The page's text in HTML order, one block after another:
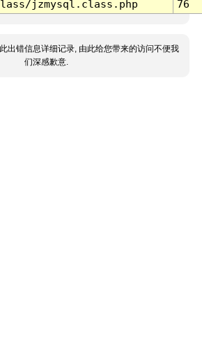
jzmysql.class.php 76
出错信息详细记录, 由此给您带来的访问不便我
们深感歉意.